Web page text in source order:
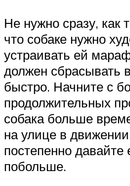
Не нужно сразу, как
что собаке нужно
устраивать ей
должен сбрасывать
быстро. Начните с
продолжительных
собака больше
на улице в
постепенно давайте
побольше.